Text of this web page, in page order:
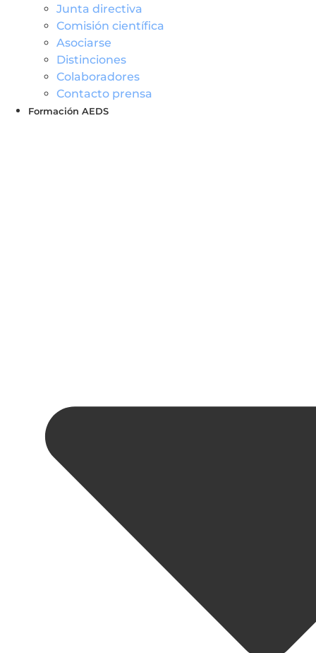
Junta directiva
Comisión científica
Asociarse
Distinciones
Colaboradores
Contacto prensa
Formación AEDS